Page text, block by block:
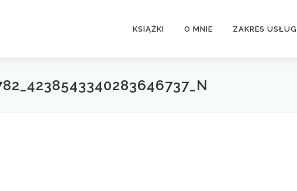
KSIĄŻKI O MNIE ZAKRES USŁUG